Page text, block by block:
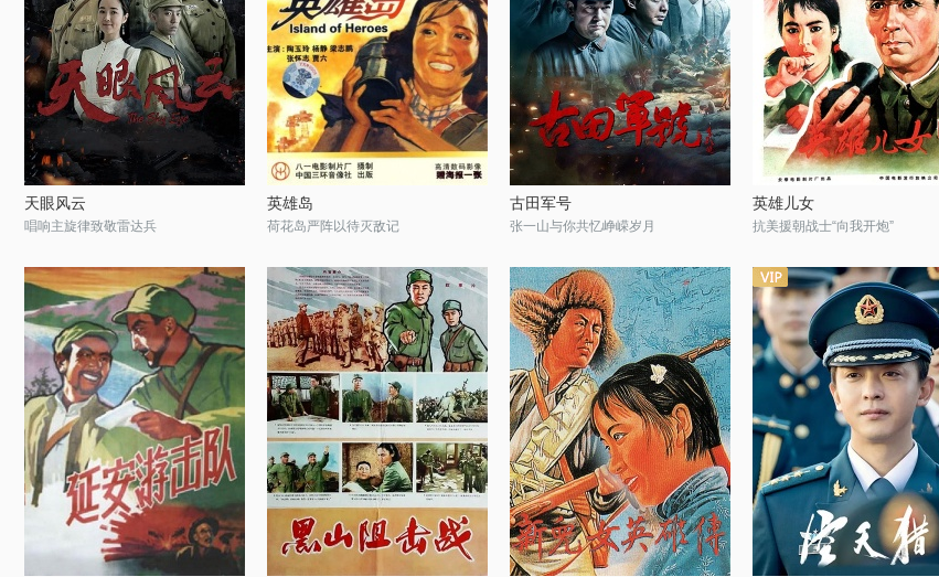
天眼风云
唱响主旋律致敬雷达兵
英雄岛
荷花岛严阵以待灭敌记
古田军号
张一山与你共忆峥嵘岁月
英雄儿女
抗美援朝战士“向我开炮”